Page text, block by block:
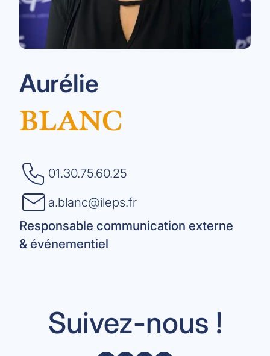
Aurélie
BLANC
01.30.75.60.25
a.blanc@ileps.fr
Responsable communication externe
& événementiel
Suivez-nous !